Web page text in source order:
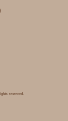
reserved.